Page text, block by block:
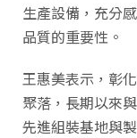
生產設備，充分
品質的重要性。
王惠美表示，彰
聚落，長期以來
先進組裝基地與